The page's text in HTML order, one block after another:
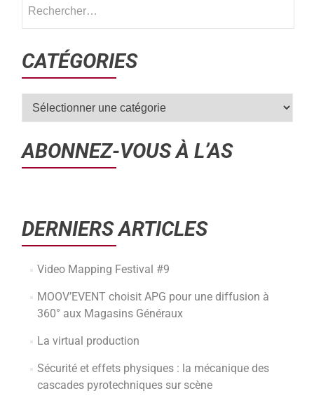
CATÉGORIES
ABONNEZ-VOUS À L’AS
DERNIERS ARTICLES
Video Mapping Festival #9
MOOV’EVENT choisit APG pour une diffusion à
360° aux Magasins Généraux
La virtual production
Sécurité et effets physiques : la mécanique des
cascades pyrotechniques sur scène